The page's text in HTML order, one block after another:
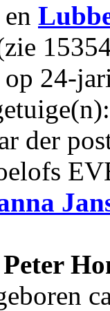
24-
der
Peter